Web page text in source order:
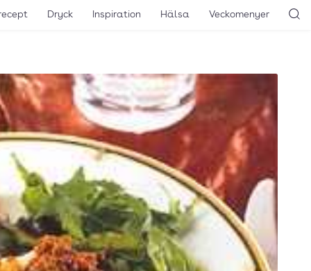
Dryck Inspiration Hälsa Veckomenyer